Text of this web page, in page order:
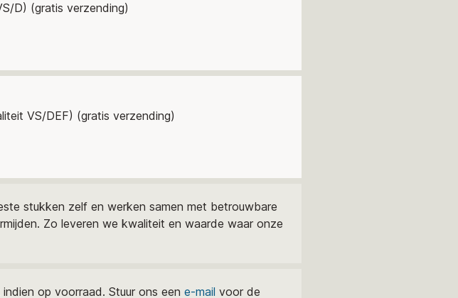
D) (gratis verzending)
VS/DEF) (gratis verzending)
stukken zelf en werken samen met betrouwbare
Zo leveren we kwaliteit en waarde waar onze
op voorraad. Stuur ons een e-mail voor de